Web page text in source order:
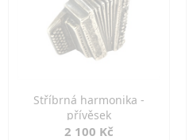
Stříbrná harmonika -
přívěsek
2 100 Kč